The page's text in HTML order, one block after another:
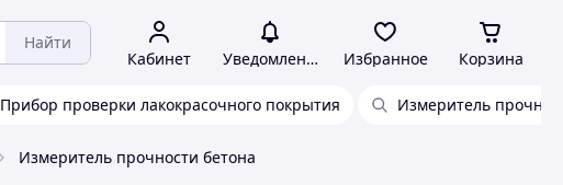
Найти
Кабинет Уведомления Избранное Корзина
Прибор проверки лакокрасочного покрытия Измеритель
Измеритель прочности бетона